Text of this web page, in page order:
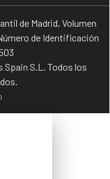
de Madrid, Volumen
de Identificación
S.L. Todos los